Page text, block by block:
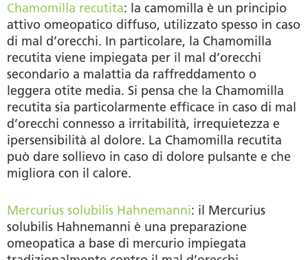
Chamomilla recutita: la camomilla è un principio
attivo omeopatico diffuso, utilizzato spesso in caso
di mal d’orecchi. In particolare, la Chamomilla
recutita viene impiegata per il mal d’orecchi
secondario a malattia da raffreddamento o
leggera otite media. Si pensa che la Chamomilla
recutita sia particolarmente efficace in caso di mal
d’orecchi connesso a irritabilità, irrequietezza e
ipersensibilità al dolore. La Chamomilla recutita
può dare sollievo in caso di dolore pulsante e che
migliora con il calore.
Mercurius solubilis Hahnemanni: il Mercurius
solubilis Hahnemanni è una preparazione
omeopatica a base di mercurio impiegata